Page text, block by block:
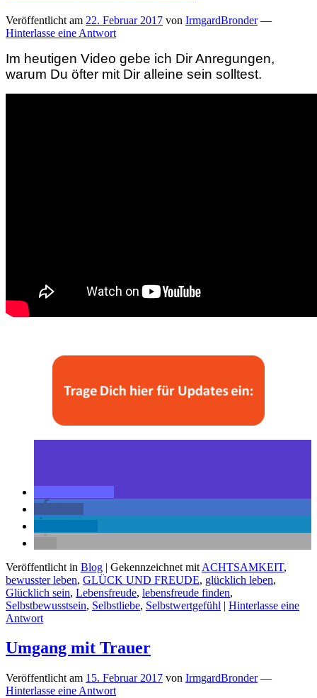
Veröffentlicht am 22. Februar 2017 von IrmgardBronder —
Hinterlasse eine Antwort
Im heutigen Video gebe ich Dir Anregungen,
warum Du öfter mit Dir alleine sein solltest.
Veröffentlicht in Blog | Gekennzeichnet mit ACHTSAMKEIT,
bewusster leben, GLÜCK UND FREUDE, glücklich leben,
Glücklich sein, Lebensfreude, lebensfreude finden,
Selbstbewusstsein, Selbstliebe, Selbstwertgefühl | Hinterlasse eine
Antwort
Umgang mit Trauer
Veröffentlicht am 15. Februar 2017 von IrmgardBronder —
Hinterlasse eine Antwort